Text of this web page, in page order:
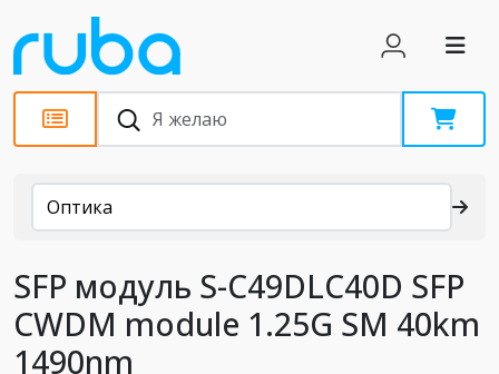
Каталог
Оптика
SFP модуль S-C49DLC40D SFP
CWDM module 1.25G SM 40km
1490nm